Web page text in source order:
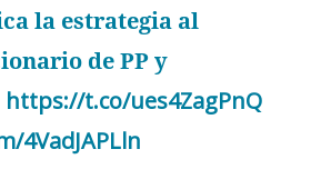
la estrategia al
de PP y
https://t.co/ues4ZagPnQ
4VadJAPLln